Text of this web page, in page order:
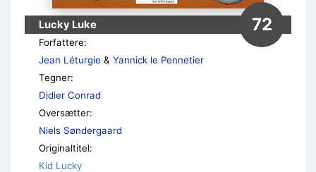
Lucky Luke 72
Forfattere:
Jean Léturgie & Yannick le Pennetier
Tegner:
Didier Conrad
Oversætter:
Niels Søndergaard
Originaltitel:
Kid Lucky